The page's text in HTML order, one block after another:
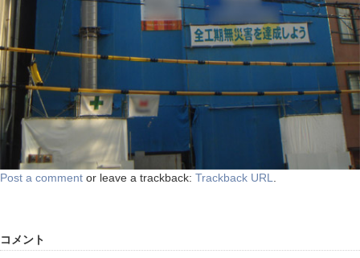
Post a comment or leave a trackback: Trackback URL
コメント